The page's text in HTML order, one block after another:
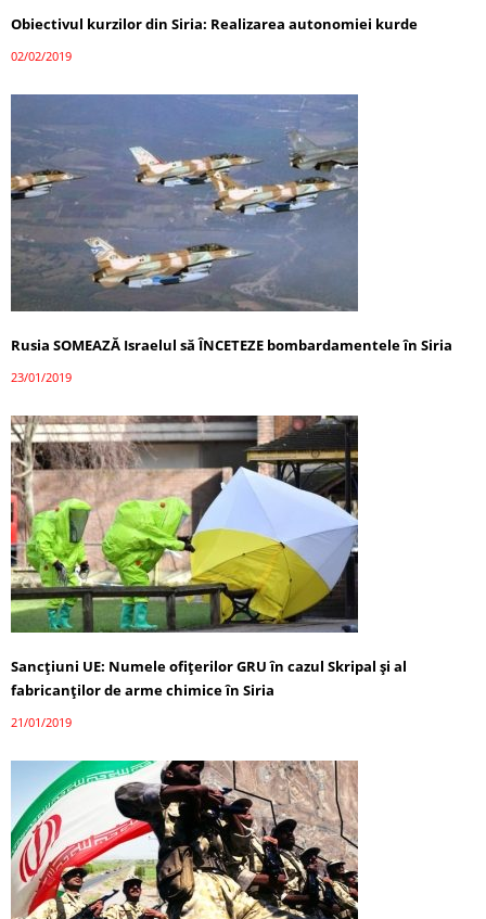
Obiectivul kurzilor din Siria: Realizarea autonomiei kurde
02/02/2019
Rusia SOMEAZĂ Israelul să ÎNCETEZE bombardamentele în Siria
23/01/2019
Sancțiuni UE: Numele ofițerilor GRU în cazul Skripal și al
fabricanților de arme chimice în Siria
21/01/2019